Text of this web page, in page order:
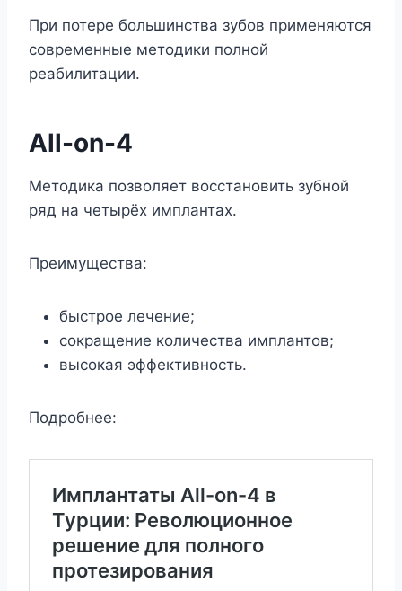
При потере большинства зубов применяются
современные методики полной
реабилитации.
All-on-4
Методика позволяет восстановить зубной
ряд на четырёх имплантах.
Преимущества:
быстрое лечение;
сокращение количества имплантов;
высокая эффективность.
Подробнее: